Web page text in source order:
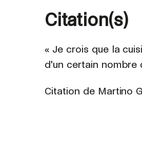
Citation(s)
« Je crois que la
d'un certain nombre
Citation de Martino